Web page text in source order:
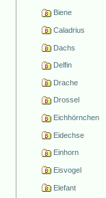
Biene
Caladrius
Dachs
Delfin
Drache
Drossel
Eichhörnchen
Eidechse
Einhorn
Eisvogel
Elefant